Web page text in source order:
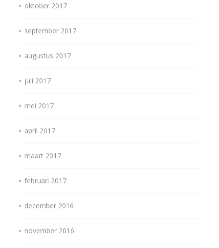
oktober 2017
september 2017
augustus 2017
juli 2017
mei 2017
april 2017
maart 2017
februari 2017
december 2016
november 2016